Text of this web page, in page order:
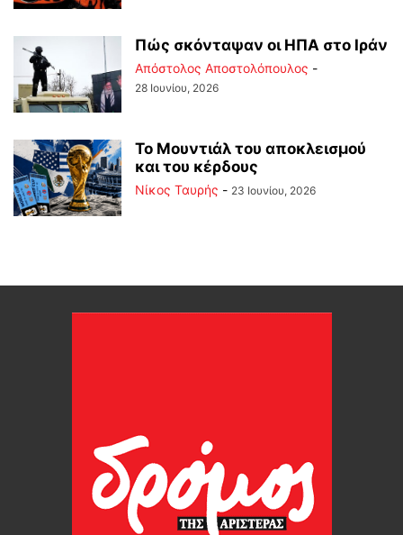
Πώς σκόνταψαν οι ΗΠΑ στο Ιράν
Απόστολος Αποστολόπουλος -
28 Ιουνίου, 2026
Το Μουντιάλ του αποκλεισμού
και του κέρδους
Νίκος Ταυρής - 23 Ιουνίου, 2026